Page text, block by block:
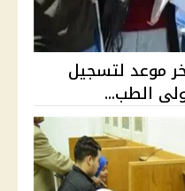
2026.. آخر موعد لتسجيل
الطب...